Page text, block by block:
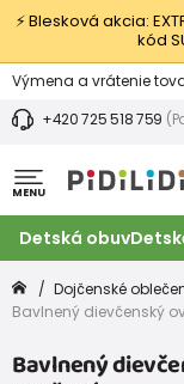
⚡ Blesková akcia:
kód
Výmena a vrátenie
Zľava 3,80 EUR na
+420 725 518 759
MENU
Detská obuv
Dojčenské
Bavlnený dievčenský
Bavlnený